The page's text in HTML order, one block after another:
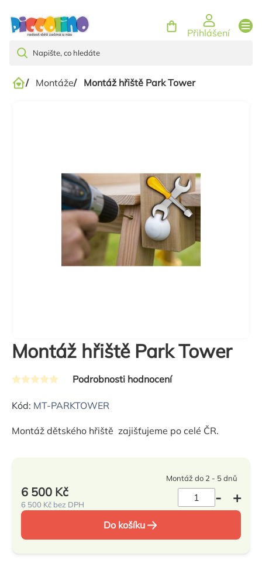
Přihlášení
Domů
/ Montáže/ Montáž hřiště Park Tower
Montáž hřiště Park Tower
Průměrné
hodnocení
je
hvězdiček.
Podrobnosti hodnocení
Kód: MT-PARKTOWER
Montáž dětského hřiště zajišťujeme po celé ČR.
Montáž do 2 - 5 dnů
6 500 Kč
6 500 Kč bez DPH
Měrná
cena:
Do košíku